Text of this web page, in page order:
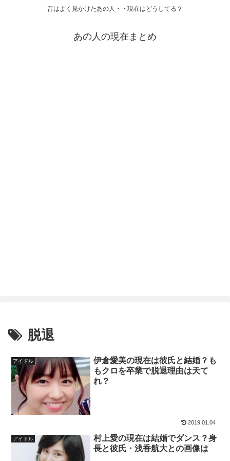
昔はよく見かけたあの人・・現在はどうしてる？
あの人の現在まとめ
脱退
アイドル
伊倉愛美の現在は彼氏と結婚？も
もクロを卒業で脱退理由は天て
れ？
2019.01.04
アイドル
村上愛の現在は結婚でダンス？身
長と彼氏・浅香航大との画像は